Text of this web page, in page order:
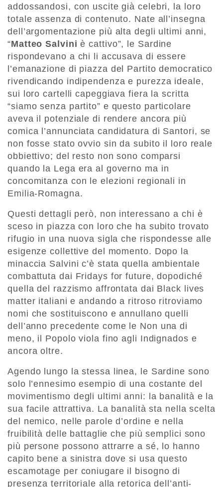
addossandosi, con uscite già celebri, la loro
totale assenza di contenuto. Nate all’insegna
dell’argomentazione più alta degli ultimi anni,
“Matteo Salvini è cattivo”, le Sardine
rispondevano a chi li accusava di essere
l’emanazione di piazza del Partito democratico
rivendicando indipendenza e purezza ideale,
sui loro cartelli capeggiava fiera la scritta
“siamo senza partito” e questo particolare
aveva il potenziale di rendere ancora più
comica l’annunciata candidatura di Santori, se
non fosse stato ovvio sin da subito il loro reale
obbiettivo; del resto non sono comparsi
quando la Lega era al governo ma in
concomitanza con le elezioni regionali in
Emilia-Romagna.
Questi dettagli però, non interessano a chi è
sceso in piazza con loro che ha subito trovato
rifugio in una nuova sigla che rispondesse alle
esigenze collettive del momento. Dopo la
minaccia Salvini c’è stata quella ambientale
combattuta dai Fridays for future, dopodiché
quella del razzismo affrontata dai Black lives
matter italiani e andando a ritroso ritroviamo
nomi che sostituiscono e annullano quelli
dell’anno precedente come le Non una di
meno, il Popolo viola fino agli Indignados e
ancora oltre.
Agendo lungo la stessa linea, le Sardine sono
solo l’ennesimo esempio di una costante del
movimentismo degli ultimi anni: la banalità e la
sua facile attrattiva. La banalità sta nella scelta
del nemico, nelle parole d’ordine e nella
fruibilità delle battaglie che più semplici sono
più persone possono attrarre a sé, lo hanno
capito bene a sinistra dove si usa questo
escamotage per coniugare il bisogno di
presenza territoriale alla retorica dell’anti-